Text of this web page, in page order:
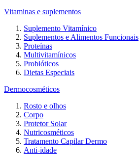
Vitaminas e suplementos
Suplemento Vitamínico
Suplementos e Alimentos Funcionais
Proteínas
Multivitamínicos
Probióticos
Dietas Especiais
Dermocosméticos
Rosto e olhos
Corpo
Protetor Solar
Nutricosméticos
Tratamento Capilar Dermo
Anti-idade